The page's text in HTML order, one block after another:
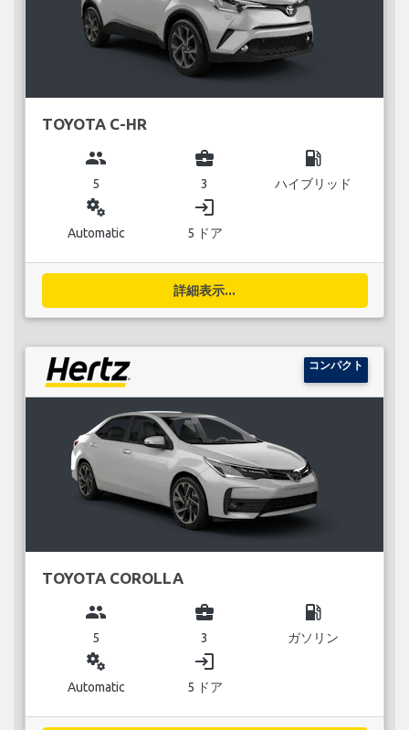
TOYOTA C-HR
group
5
business_center
3
local_gas_station
ハイブリッド
miscellaneous_services
Automatic
login
5 ドア
詳細表示...
コンパクト
TOYOTA COROLLA
group
5
business_center
3
local_gas_station
ガソリン
miscellaneous_services
Automatic
login
5 ドア